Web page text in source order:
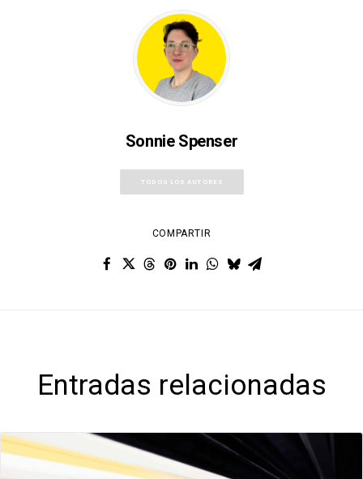
Sonnie Spenser
TODOS LOS AUTORES
COMPARTIR
Entradas relacionadas